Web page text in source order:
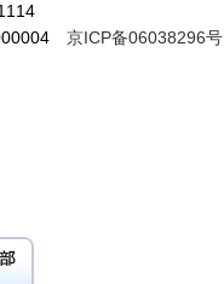
京ICP备06038296号